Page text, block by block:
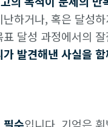
하거나, 혹은 달성
달성 과정에서의
발견해낸 사실을